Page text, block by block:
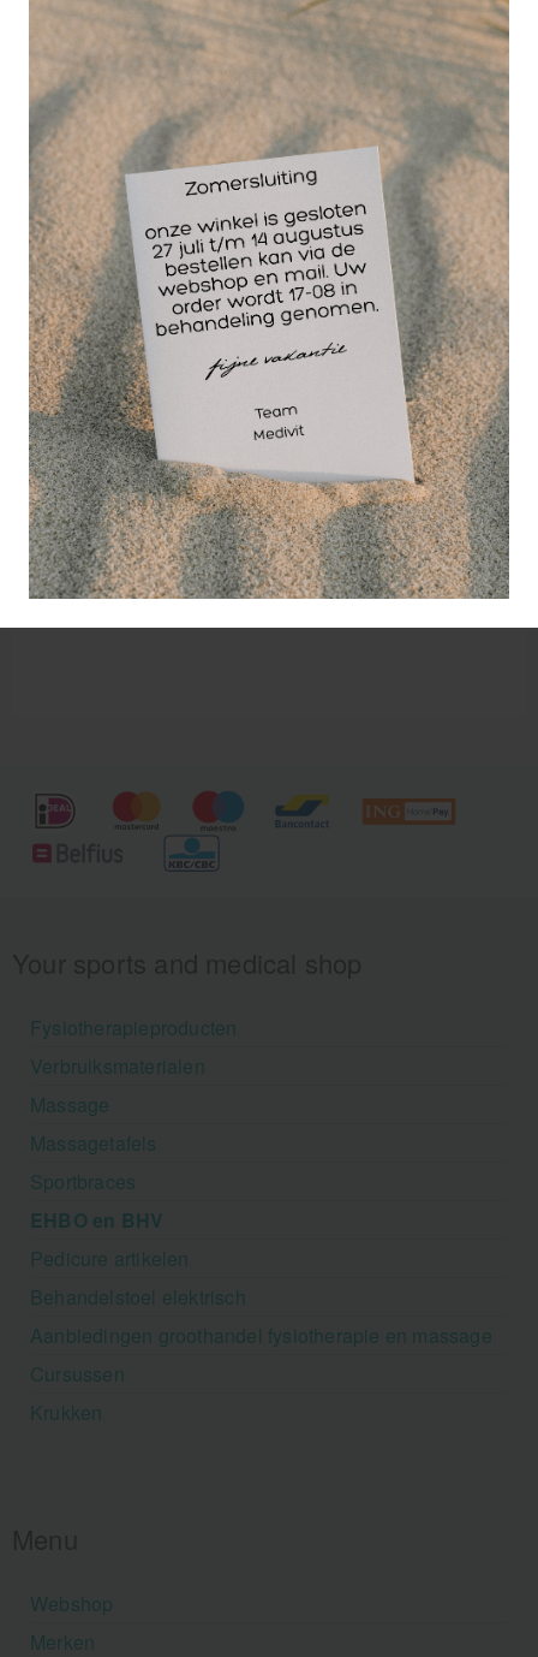
30 jaardé paramedisch specialist
Snelverband gerold
Nr.3 10 x 12 cm.
Wondsnelverband
bestaat uit een
steriel,
vochtopnemend
wondkussen met aan
de ene zijde een
lange en aan de andere zijde een korte elastische
hydrofiele zwachtel. Voorzien van een niet
verklevende laag.
Fysiotherapieproducten
Verbruiksmaterialen
Massage
Massagetafels
Sportbraces
EHBO en BHV
Pedicure artikelen
Behandelstoel elektrisch
Aanbiedingen groothandel fysiotherapie en massage
Cursussen
Krukken
Webshop
Merken